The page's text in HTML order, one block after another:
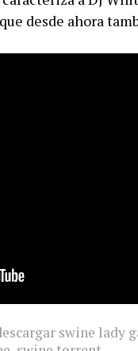
desde ahora
swine lady